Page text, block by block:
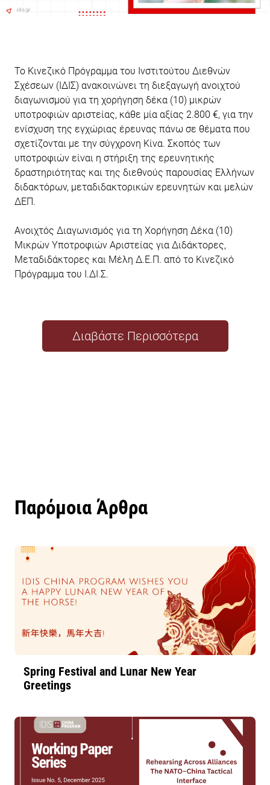
Το Κινεζικό Πρόγραμμα του Ινστιτούτου Διεθνών
Σχέσεων (ΙΔΙΣ) ανακοινώνει τη διεξαγωγή ανοιχτού
διαγωνισμού για τη χορήγηση δέκα (10) μικρών
υποτροφιών αριστείας, κάθε μία αξίας 2.800 €, για την
ενίσχυση της εγχώριας έρευνας πάνω σε θέματα που
σχετίζονται με την σύγχρονη Κίνα. Σκοπός των
υποτροφιών είναι η στήριξη της ερευνητικής
δραστηριότητας και της διεθνούς παρουσίας Ελλήνων
διδακτόρων, μεταδιδακτορικών ερευνητών και μελών
ΔΕΠ.
Ανοιχτός Διαγωνισμός για τη Χορήγηση Δέκα (10)
Μικρών Υποτροφιών Αριστείας για Διδάκτορες,
Μεταδιδάκτορες και Μέλη Δ.Ε.Π. από το Κινεζικό
Πρόγραμμα του Ι.ΔΙ.Σ.
Διαβάστε Περισσότερα
Παρόμοια Άρθρα
Spring Festival and Lunar New Year
Greetings